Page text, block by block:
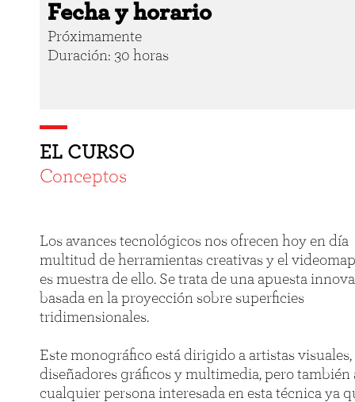
Fecha y horario
Próximamente
Duración: 30 horas
EL CURSO
Conceptos
Los avances tecnológicos nos ofrecen hoy en día
multitud de herramientas creativas y el
es muestra de ello. Se trata de una apuesta
basada en la proyección sobre superficies
tridimensionales.
Este monográfico está dirigido a artistas visuales,
diseñadores gráficos y multimedia, pero también
cualquier persona interesada en esta técnica ya